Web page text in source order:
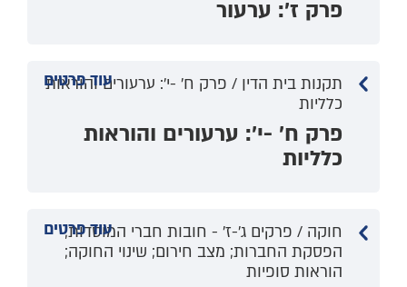
פרק ז': ערעור
עוד פרטים
תקנות בית הדין / פרק ח' -י': ערעורים והוראות
כלליות
פרק ח' -י': ערעורים והוראות
כלליות
עוד פרטים
חוקה / פרקים ג'-ז' - חובות חברי המוסדות;
הפסקת החברות; מצב חירום; שינוי החוקה;
הוראות סופיות